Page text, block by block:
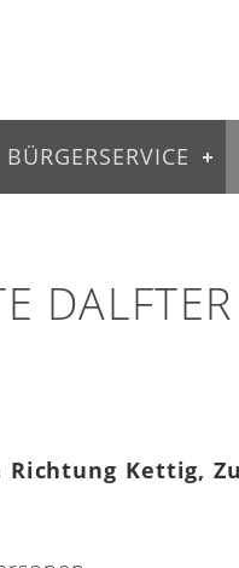
BÜRGERSERVICE
DALFTER
Kettig,